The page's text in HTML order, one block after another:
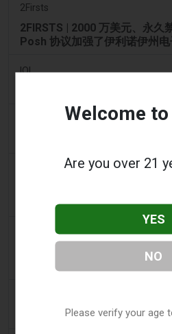
2Firsts
2FIRSTS | 2000 万美元、永久
Posh 协议加强了伊利诺伊州
IOL
一次性电子烟
2FIRSTS | FDA 授权了另外四
扩展至初始决定之外
OP-ED：为什么渥太华不应该
Welcome to
Are you over 21
YES
NO
Please verify your age